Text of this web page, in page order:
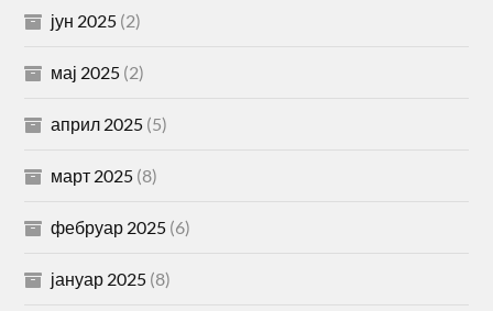
јун 2025 (2)
мај 2025 (2)
април 2025 (5)
март 2025 (8)
фебруар 2025 (6)
јануар 2025 (8)